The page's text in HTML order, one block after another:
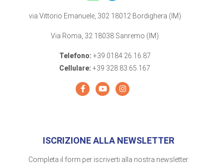
via Vittorio Emanuele, 302 18012 Bordighera (IM)
Via Roma, 32 18038 Sanremo (IM)
Telefono: +39 0184 26.16.87
Cellulare: +39 328 83.65.167
ISCRIZIONE ALLA NEWSLETTER
Completa il form per iscriverti alla nostra newsletter.